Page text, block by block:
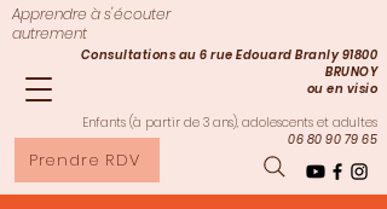
Consultations au 6 rue Edouard Branly 91800
BRUNOY
ou en visio
Enfants (à partir de 3 ans), adolescents et adultes
06 80 90 79 65
Apprendre à s'écouter
autrement
Prendre RDV